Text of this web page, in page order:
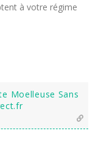
à votre régime
Moelleuse Sans